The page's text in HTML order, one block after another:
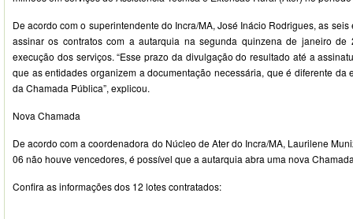
De acordo com o superintendente do Incra/MA, José Inácio Rodrigues, as
assinar os contratos com a autarquia na segunda quinzena de janeiro
execução dos serviços. “Esse prazo da divulgação do resultado até a
que as entidades organizem a documentação necessária, que é diferente da
da Chamada Pública”, explicou.
Nova Chamada
De acordo com a coordenadora do Núcleo de Ater do Incra/MA, Laurilene
06 não houve vencedores, é possível que a autarquia abra uma nova
Confira as informações dos 12 lotes contratados: